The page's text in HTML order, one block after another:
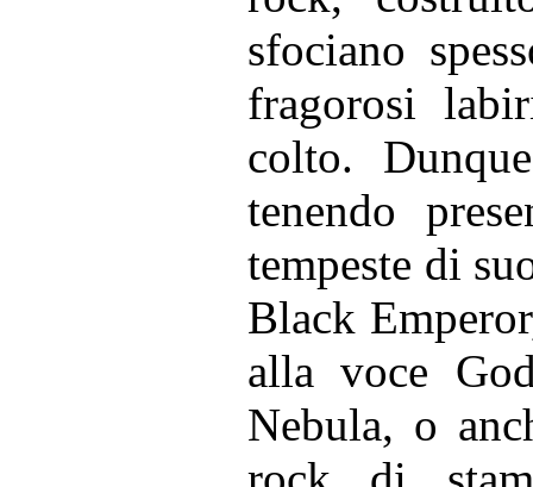
sfociano
fragorosi
colto.
tenendo
tempeste di
Black
alla voce
Nebula, o